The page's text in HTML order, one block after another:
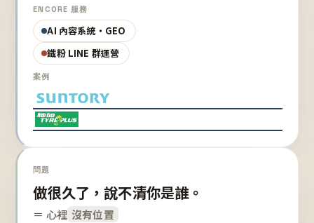
ENCORE 服務
AI 內容系統・GEO
鐵粉 LINE 群運營
案例
問題
做很久了，說不清你是誰。
＝ 心裡 沒有位置